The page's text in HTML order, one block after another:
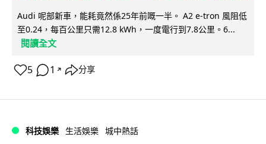
Audi 呢部新車，能耗竟然係25年前嘅一半。 A2 e-tron 風阻低
至0.24，每百公里只需12.8 kWh，一度電行到7.8公里。6...
閱讀全文
5 1 ↗ 分享
科技娛樂 生活娛樂 城中熱話